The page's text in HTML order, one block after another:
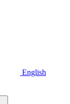
English